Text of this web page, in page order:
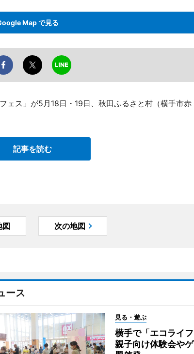
Map で見る
ェス」が5月18日・19日、秋田ふるさと村（横手市赤
記事を読む
図 次の地図
ース
見る・遊ぶ
横手で「エコライ
親子向け体験会や